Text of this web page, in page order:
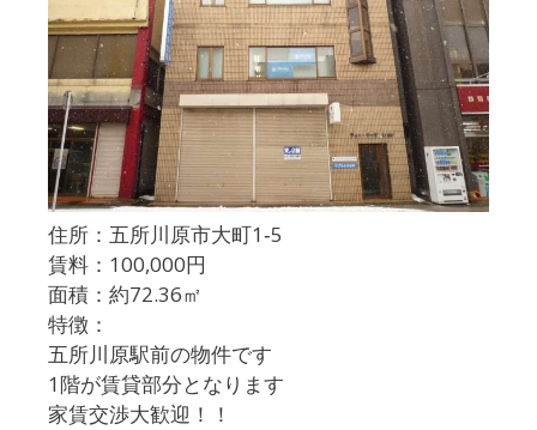
住所：五所川原市大町1‐5
賃料：100,000円
面積：約72.36㎡
特徴：
五所川原駅前の物件です
1階が賃貸部分となります
家賃交渉大歓迎！！